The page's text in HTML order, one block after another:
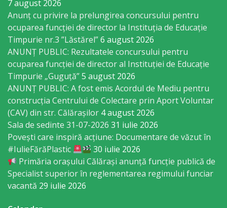
Regulament
Consiliul
local
Secretarul
Consiliului
Consilieri
Comisii
de
specialitate
7 august 2026
Anunț cu privire la prelungirea concursului pentru
ocuparea funcţiei de director la Instituția de Educație
Timpurie nr.3 ”Lăstărel”6 august 2026
ANUNȚ PUBLIC: Rezultatele concursului pentru
ocuparea funcției de director al Instituției de Educație
Timpurie „Guguță”5 august 2026
ANUNȚ PUBLIC: A fost emis Acordul de Mediu pentru
construcția Centrului de Colectare prin Aport Voluntar
(CAV) din str. Călărașilor 4 august 2026
Sala de sedinte 31-07-2026 31 iulie 2026
Povești care inspiră acțiune: Documentare de văzut în
#IulieFărăPlastic
30 iulie 2026
Primăria orașului Călărași anunță funcție publică de
Specialist superior în reglementarea regimului funciar
vacantă 29 iulie 2026